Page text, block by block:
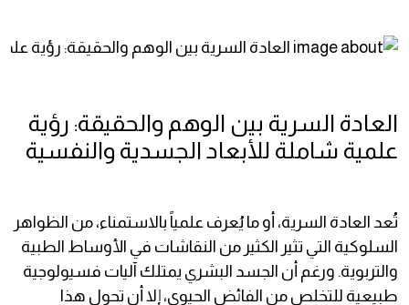
العادة السرية بين الوهم والحقيقة: رؤية
علمية شاملة للأبعاد الجسدية والنفسية
تُعد العادة السرية، أو ما يُعرف علمياً بالاستمناء، من الظواهر
السلوكية التي تثير الكثير من النقاشات في الأوساط الطبية
والتربوية. ورغم أن الجسد البشري يمتلك آليات فسيولوجية
طبيعية للتخلص من الفائض الحيوى، إلا أن تحول هذا